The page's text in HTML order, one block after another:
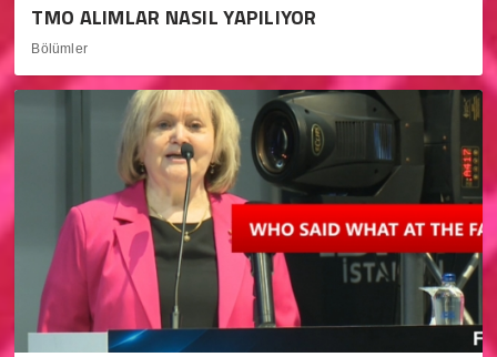
TMO ALIMLAR NASIL YAPILIYOR
Bölümler